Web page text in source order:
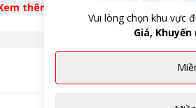
thêm
Vui lòng chọn khu vực
Giá,